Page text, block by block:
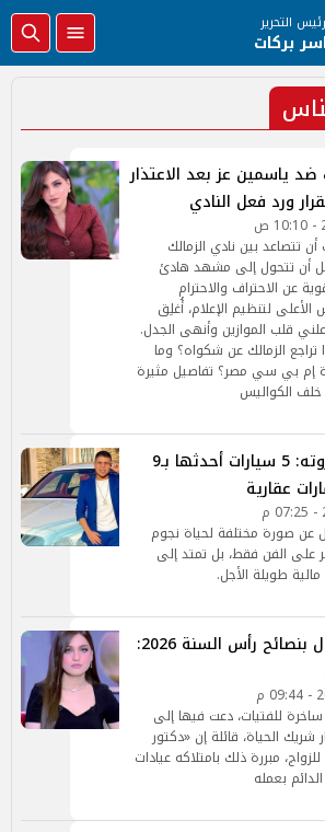
رئيس التحرير
بركات
ياسمين عز بعد الاعتذار
ورد فعل النادي
تتصاعد بين نادي الزمالك
أن تتحول إلى مشهد هادئ
عن الاحتراف والاحترام
الأعلى لتنظيم الإعلام، أُغلِق
قلب الموازين وأنهى الجدل.
الزمالك عن شكواه؟ وما
إم بي سي مصر؟ تفاصيل مثيرة
الكواليس
عمر كمال يكشف ثروته: 5 سيارات أحدثها بـ9
عقارية
عن صورة مختلفة لحياة نجوم
على الفن فقط، بل تمتد إلى
طويلة الأجل.
ياسمين عز تثير الجدل بنصائح رأس السنة 2026:
للفتيات، دعت فيها إلى
شريك الحياة، قائلة إن «دكتور
مبررة ذلك بامتلاكه عيادات
بعمله